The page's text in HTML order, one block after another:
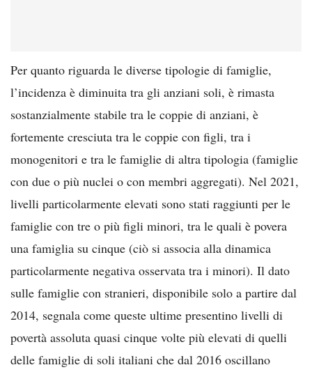
Per quanto riguarda le diverse tipologie di famiglie,
l’incidenza è diminuita tra gli anziani soli, è rimasta
sostanzialmente stabile tra le coppie di anziani, è
fortemente cresciuta tra le coppie con figli, tra i
monogenitori e tra le famiglie di altra tipologia (famiglie
con due o più nuclei o con membri aggregati). Nel 2021,
livelli particolarmente elevati sono stati raggiunti per le
famiglie con tre o più figli minori, tra le quali è povera
una famiglia su cinque (ciò si associa alla dinamica
particolarmente negativa osservata tra i minori). Il dato
sulle famiglie con stranieri, disponibile solo a partire dal
2014, segnala come queste ultime presentino livelli di
povertà assoluta quasi cinque volte più elevati di quelli
delle famiglie di soli italiani che dal 2016 oscillano